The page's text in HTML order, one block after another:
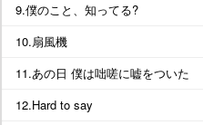
9.僕のこと、知ってる?
10.扇風機
11.あの日 僕は咄嗟に嘘をついた
12.Hard to say